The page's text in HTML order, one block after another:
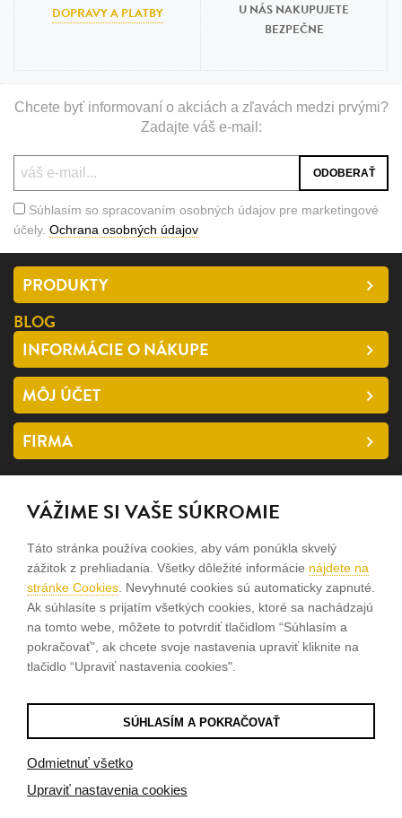
DOPRAVY A PLATBY
U NÁS NAKUPUJETE
BEZPEČNE
Chcete byť informovaní o akciách a zľavách medzi prvými?
Zadajte váš e-mail:
Súhlasím so spracovaním osobných údajov pre marketingové
účely. Ochrana osobných údajov
PRODUKTY
BLOG
INFORMÁCIE O NÁKUPE
MÔJ ÚČET
FIRMA
SLEDUJTE NÁS
facebook
instagram
Sme rodinná firma a zameriavame sa na predaj hodiniek a
šperkov od roku 1994.
Pozrite sa na naše ďaľšie web stránky.
© 2026Tvorba e-shopov
Sme registrovaní napuncovom úrade SR
VÁŽIME SI VAŠE SÚKROMIE
Táto stránka používa cookies, aby vám ponúkla skvelý
zážitok z prehliadania. Všetky dôležité informácie nájdete na
stránke Cookies . Nevyhnuté cookies sú automaticky zapnuté.
Ak súhlasíte s prijatím všetkých cookies, ktoré sa nachádzajú
na tomto webe, môžete to potvrdiť tlačidlom “Súhlasím a
pokračovať", ak chcete svoje nastavenia upraviť kliknite na
tlačidlo “Upraviť nastavenia cookies".
SÚHLASÍM A POKRAČOVAŤ
Odmietnuť všetko
Upraviť nastavenia cookies